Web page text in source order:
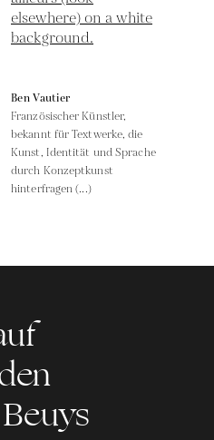
Ben Vautier
Französischer Künstler,
bekannt für Textwerke, die
Kunst, Identität und Sprache
durch Konzeptkunst
hinterfragen (...)